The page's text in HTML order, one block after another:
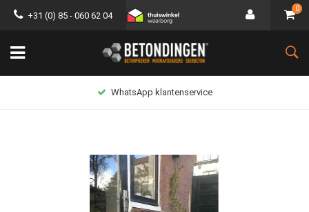
+31 (0) 85 - 060 62 04
0
WhatsApp klantenservice